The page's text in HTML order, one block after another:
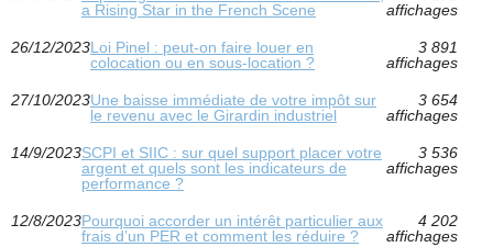
a Rising Star in the French Scene
affichages
26/12/2023Loi Pinel : peut-on faire louer en
colocation ou en sous-location ?
3 891
affichages
27/10/2023Une baisse immédiate de votre impôt sur
le revenu avec le Girardin industriel
3 654
affichages
14/9/2023SCPI et SIIC : sur quel support placer votre
argent et quels sont les indicateurs de
performance ?
3 536
affichages
12/8/2023Pourquoi accorder un intérêt particulier aux
frais d’un PER et comment les réduire ?
4 202
affichages